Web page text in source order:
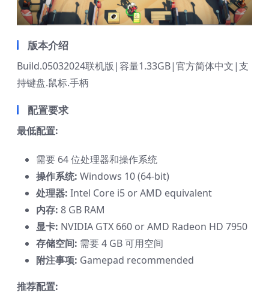
版本介绍
Build.05032024联机版|容量1.33GB|官方简体中文|支
持键盘.鼠标.手柄
配置要求
最低配置:
需要 64 位处理器和操作系统
操作系统: Windows 10 (64-bit)
处理器: Intel Core i5 or AMD equivalent
内存: 8 GB RAM
显卡: NVIDIA GTX 660 or AMD Radeon HD 7950
存储空间: 需要 4 GB 可用空间
附注事项: Gamepad recommended
推荐配置: